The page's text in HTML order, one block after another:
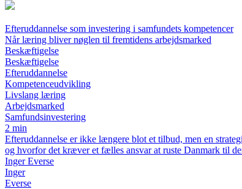
Efteruddannelse som investering i samfundets kompetencer
Når læring bliver nøglen til fremtidens arbejdsmarked
Beskæftigelse
Beskæftigelse
Efteruddannelse
Kompetenceudvikling
Livslang læring
Arbejdsmarked
Samfundsinvestering
2 min
Efteruddannelse er ikke længere blot et tilbud, men en
og hvorfor det kræver et fælles ansvar at ruste Danmark til
Inger Everse
Inger
Everse